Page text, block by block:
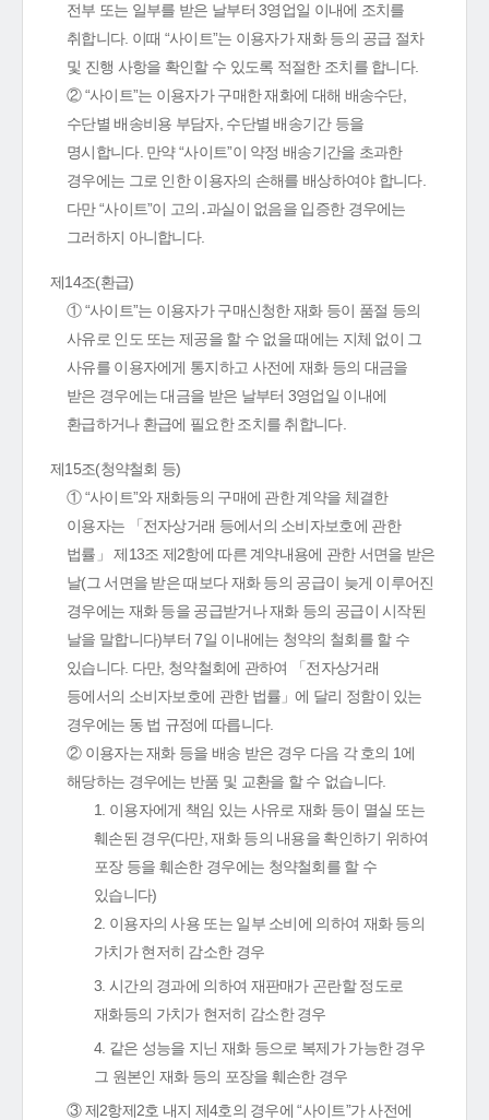
전부 또는 일부를 받은 날부터 3영업일 이내에 조치를
취합니다. 이때 “사이트”는 이용자가 재화 등의 공급 절차
및 진행 사항을 확인할 수 있도록 적절한 조치를 합니다.
② “사이트”는 이용자가 구매한 재화에 대해 배송수단,
수단별 배송비용 부담자, 수단별 배송기간 등을
명시합니다. 만약 “사이트”이 약정 배송기간을 초과한
경우에는 그로 인한 이용자의 손해를 배상하여야 합니다.
다만 “사이트”이 고의․과실이 없음을 입증한 경우에는
그러하지 아니합니다.
제14조(환급)
① “사이트”는 이용자가 구매신청한 재화 등이 품절 등의
사유로 인도 또는 제공을 할 수 없을 때에는 지체 없이 그
사유를 이용자에게 통지하고 사전에 재화 등의 대금을
받은 경우에는 대금을 받은 날부터 3영업일 이내에
환급하거나 환급에 필요한 조치를 취합니다.
제15조(청약철회 등)
① “사이트”와 재화등의 구매에 관한 계약을 체결한
이용자는 「전자상거래 등에서의 소비자보호에 관한
법률」 제13조 제2항에 따른 계약내용에 관한 서면을 받은
날(그 서면을 받은 때보다 재화 등의 공급이 늦게 이루어진
경우에는 재화 등을 공급받거나 재화 등의 공급이 시작된
날을 말합니다)부터 7일 이내에는 청약의 철회를 할 수
있습니다. 다만, 청약철회에 관하여 「전자상거래
등에서의 소비자보호에 관한 법률」에 달리 정함이 있는
경우에는 동 법 규정에 따릅니다.
② 이용자는 재화 등을 배송 받은 경우 다음 각 호의 1에
해당하는 경우에는 반품 및 교환을 할 수 없습니다.
1. 이용자에게 책임 있는 사유로 재화 등이 멸실 또는
훼손된 경우(다만, 재화 등의 내용을 확인하기 위하여
포장 등을 훼손한 경우에는 청약철회를 할 수
있습니다)
2. 이용자의 사용 또는 일부 소비에 의하여 재화 등의
가치가 현저히 감소한 경우
3. 시간의 경과에 의하여 재판매가 곤란할 정도로
재화등의 가치가 현저히 감소한 경우
4. 같은 성능을 지닌 재화 등으로 복제가 가능한 경우
그 원본인 재화 등의 포장을 훼손한 경우
③ 제2항제2호 내지 제4호의 경우에 “사이트”가 사전에